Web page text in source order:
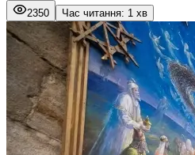
2350 Час читання: 1 хв